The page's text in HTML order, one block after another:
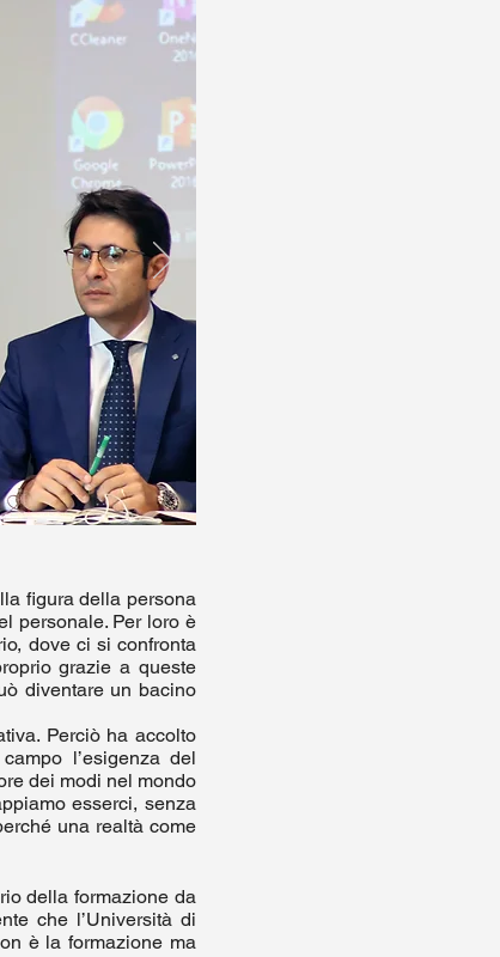
figura della persona
personale. Per loro è
dove ci si confronta
grazie a queste
diventare un bacino
Perciò ha accolto
l’esigenza del
dei modi nel mondo
esserci, senza
una realtà come
della formazione da
che l’Università di
è la formazione ma